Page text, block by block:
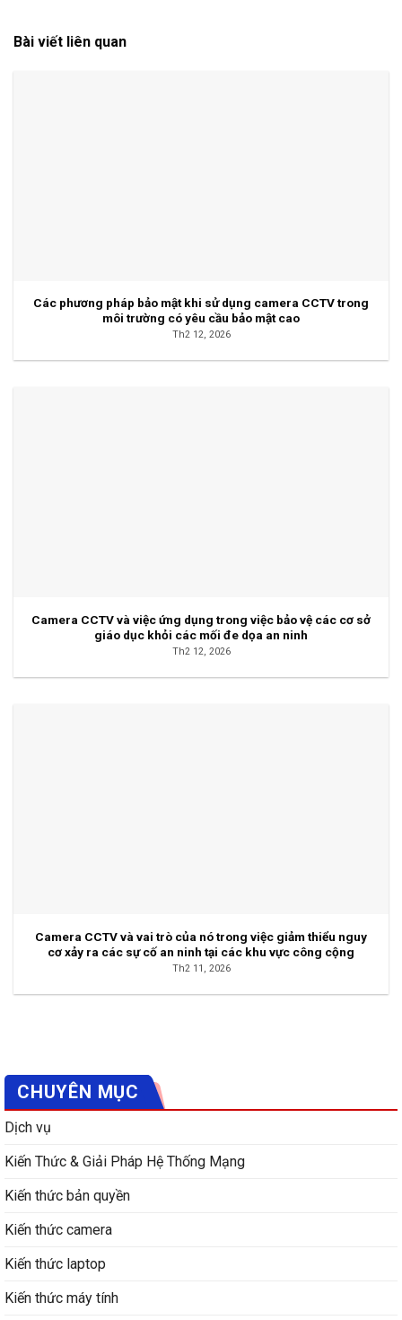
Bài viết liên quan
Các phương pháp bảo mật khi sử dụng camera CCTV trong
môi trường có yêu cầu bảo mật cao
Th2 12, 2026
Camera CCTV và việc ứng dụng trong việc bảo vệ các cơ sở
giáo dục khỏi các mối đe dọa an ninh
Th2 12, 2026
Camera CCTV và vai trò của nó trong việc giảm thiểu nguy
cơ xảy ra các sự cố an ninh tại các khu vực công cộng
Th2 11, 2026
CHUYÊN MỤC
Dịch vụ
Kiến Thức & Giải Pháp Hệ Thống Mạng
Kiến thức bản quyền
Kiến thức camera
Kiến thức laptop
Kiến thức máy tính